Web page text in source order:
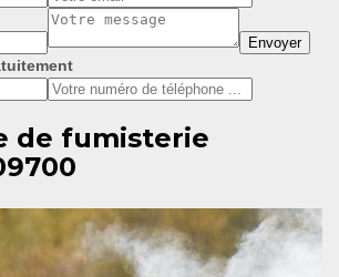
de fumisterie